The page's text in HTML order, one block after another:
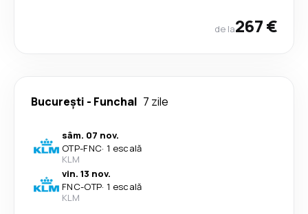
de la267 €
București - Funchal 7 zile
sâm. 07 nov.
OTP-FNC· 1 escală
KLM
vin. 13 nov.
FNC-OTP· 1 escală
KLM